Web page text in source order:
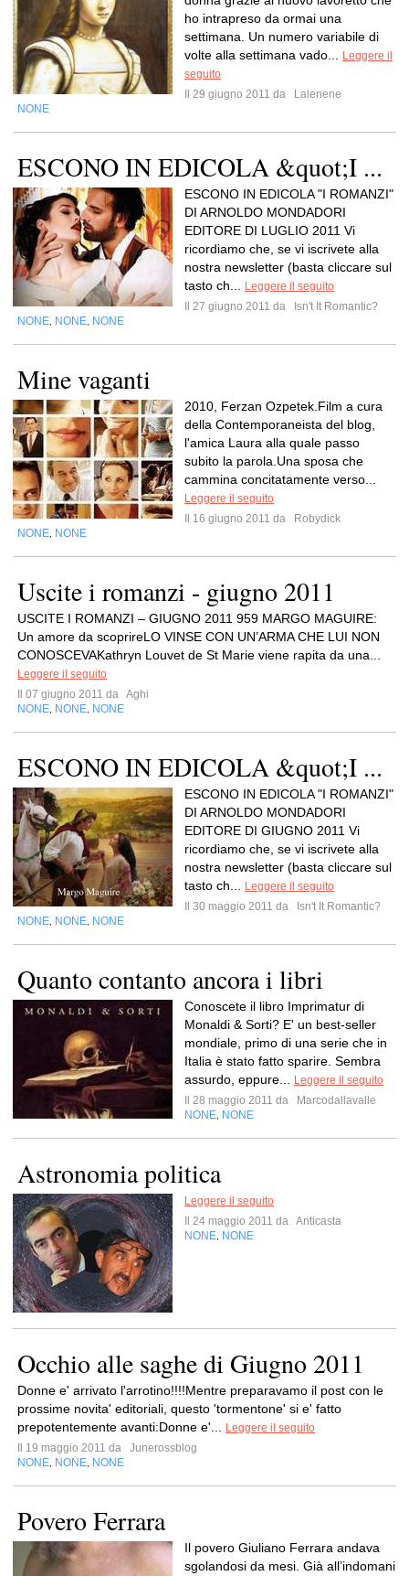
ho intrapreso da ormai una
settimana. Un numero variabile di
volte alla settimana vado...
Leggere il
seguito
Il 29 giugno 2011 da
Lalenene
NONE
ESCONO IN EDICOLA &quot;I ...
ESCONO IN EDICOLA "I ROMANZI"
DI ARNOLDO MONDADORI
EDITORE DI LUGLIO 2011 Vi
ricordiamo che, se vi iscrivete alla
nostra newsletter (basta cliccare sul
tasto ch...
Leggere il seguito
Il 27 giugno 2011 da
Isn't It Romantic?
NONE NONE NONE
Mine vaganti
2010, Ferzan Ozpetek.Film a cura
della Contemporaneista del blog,
l'amica Laura alla quale passo
subito la parola.Una sposa che
cammina concitatamente verso...
Leggere il seguito
Il 16 giugno 2011 da
Robydick
NONE NONE
Uscite i romanzi - giugno 2011
USCITE I ROMANZI – GIUGNO 2011 959 MARGO MAGUIRE:
Un amore da scoprireLO VINSE CON UN’ARMA CHE LUI NON
CONOSCEVAKathryn Louvet de St Marie viene rapita da una...
Leggere il seguito
Il 07 giugno 2011 da Aghi
NONE NONE NONE
ESCONO IN EDICOLA &quot;I ...
ESCONO IN EDICOLA "I ROMANZI"
DI ARNOLDO MONDADORI
EDITORE DI GIUGNO 2011 Vi
ricordiamo che, se vi iscrivete alla
nostra newsletter (basta cliccare sul
tasto ch...
Leggere il seguito
Il 30 maggio 2011 da
Isn't It Romantic?
NONE NONE NONE
Quanto contanto ancora i libri
Conoscete il libro Imprimatur di
Monaldi & Sorti? E' un best-seller
mondiale, primo di una serie che in
Italia è stato fatto sparire. Sembra
assurdo, eppure...
Leggere il seguito
Il 28 maggio 2011 da
Marcodallavalle
NONE NONE
Astronomia politica
Leggere il seguito
Il 24 maggio 2011 da Anticasta
NONE NONE
Occhio alle saghe di Giugno 2011
Donne e' arrivato l'arrotino!!!!Mentre preparavamo il post con le
prossime novita' editoriali, questo 'tormentone' si e' fatto
prepotentemente avanti:Donne e'...
Leggere il seguito
Il 19 maggio 2011 da
Junerossblog
NONE NONE NONE
Povero Ferrara
Il povero Giuliano Ferrara andava
sgolandosi da mesi. Già all’indomani